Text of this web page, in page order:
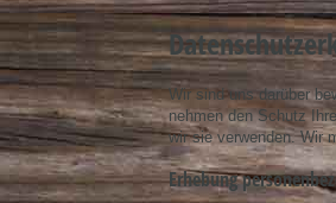
Wir sind uns darüber
nehmen den Schutz
wir sie verwenden. Wir
Erhebung